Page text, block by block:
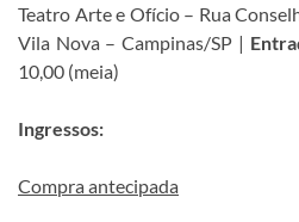
Teatro Arte e Ofício – Rua
Vila Nova – Campinas/SP |
10,00 (meia)
Ingressos:
Compra antecipada